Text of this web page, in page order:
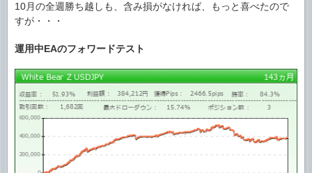
10月の全週勝ち越しも、含み損がなければ、もっと喜べたので
すが・・・
運用中EAのフォワードテスト